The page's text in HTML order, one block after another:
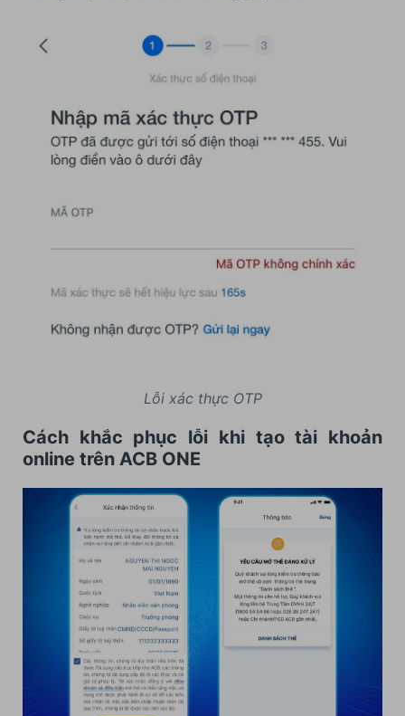
Lỗi xác thực OTP
Cách khắc phục lỗi khi tạo tài khoản
online trên ACB ONE